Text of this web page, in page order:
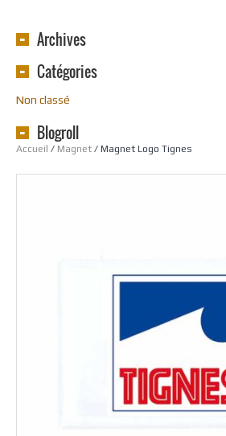
Accueil / Magnet / Magnet Logo Tignes
Archives
Catégories
Non classé
Blogroll